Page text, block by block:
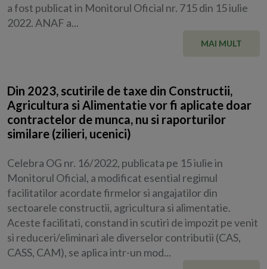
a fost publicat in Monitorul Oficial nr. 715 din 15 iulie
2022. ANAF a...
MAI MULT
Din 2023, scutirile de taxe din Constructii,
Agricultura si Alimentatie vor fi aplicate doar
contractelor de munca, nu si raporturilor
similare (zilieri, ucenici)
Celebra OG nr. 16/2022, publicata pe 15 iulie in
Monitorul Oficial, a modificat esential regimul
facilitatilor acordate firmelor si angajatilor din
sectoarele constructii, agricultura si alimentatie.
Aceste facilitati, constand in scutiri de impozit pe venit
si reduceri/eliminari ale diverselor contributii (CAS,
CASS, CAM), se aplica intr-un mod...